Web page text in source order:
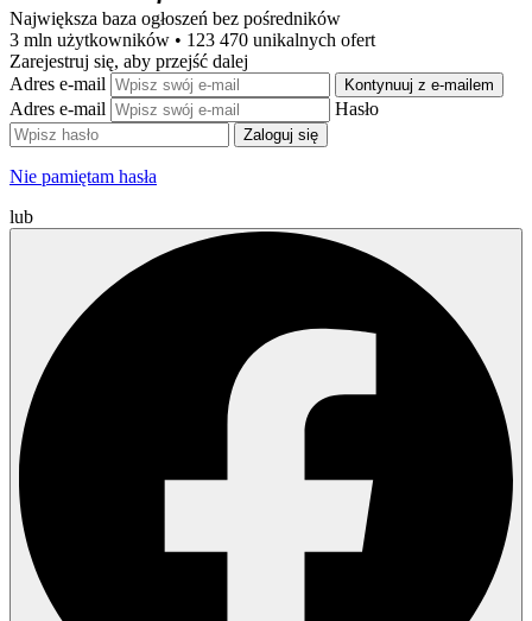
Największa baza ogłoszeń bez pośredników
3 mln użytkowników • 123 470 unikalnych ofert
Zarejestruj się, aby przejść dalej
Adres e-mail
Kontynuuj z e-mailem
Adres e-mail Hasło
Zaloguj się
Nie pamiętam hasła
lub